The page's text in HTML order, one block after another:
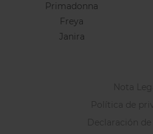
Primadonna
Freya
Janira
Nota
Política de
Declaración de